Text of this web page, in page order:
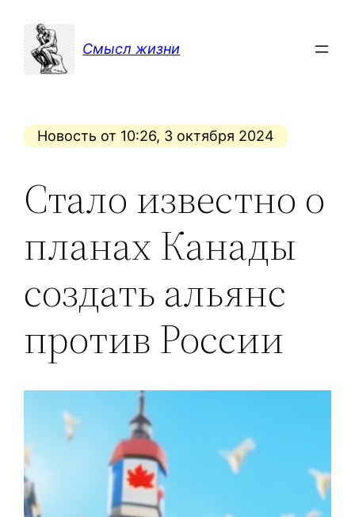
содержимому
Смысл жизни
Новость от 10:26, 3 октября 2024
Стало известно о
планах Канады
создать альянс
против России